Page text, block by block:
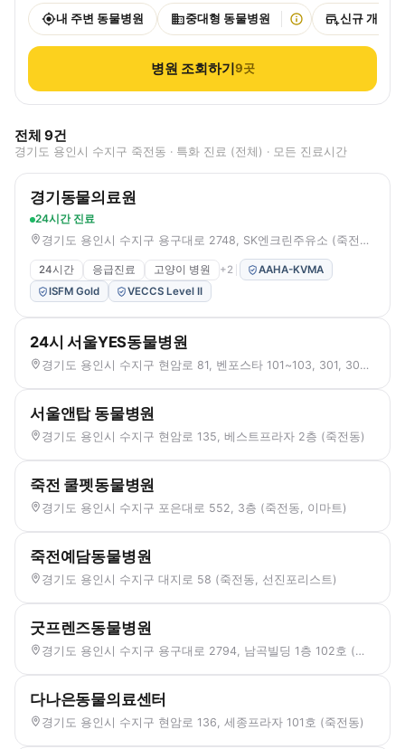
내 주변 동물병원 중대형 동물병원 신규 개원
병원 조회하기9곳
전체 9건
경기도 용인시 수지구 죽전동 · 특화 진료 (전체) · 모든 진료시간
경기동물의료원
24시간 진료
경기도 용인시 수지구 용구대로 2748, SK엔크린주유소 (죽전동)
24시간 응급진료 고양이 병원 +2
AAHA-KVMA
ISFM Gold
VECCS Level II
24시 서울YES동물병원
경기도 용인시 수지구 현암로 81, 벤포스타 101~103, 301, 302호 (죽전동)
서울앤탑 동물병원
경기도 용인시 수지구 현암로 135, 베스트프라자 2층 (죽전동)
죽전 쿨펫동물병원
경기도 용인시 수지구 포은대로 552, 3층 (죽전동, 이마트)
죽전예담동물병원
경기도 용인시 수지구 대지로 58 (죽전동, 선진포리스트)
굿프렌즈동물병원
경기도 용인시 수지구 용구대로 2794, 남곡빌딩 1층 102호 (죽전동)
다나은동물의료센터
경기도 용인시 수지구 현암로 136, 세종프라자 101호 (죽전동)